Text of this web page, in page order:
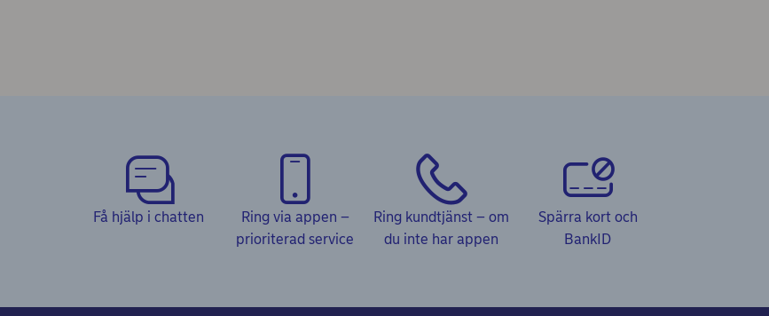
Få hjälp i chatten
Ring via appen –
prioriterad service
Ring kundtjänst – om
du inte har appen
Spärra kort och
BankID